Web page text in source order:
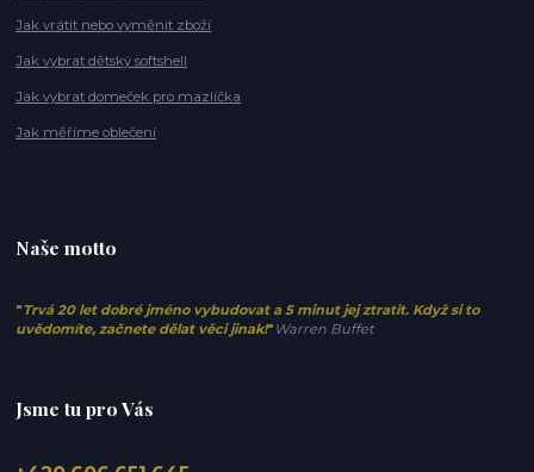
Jak vrátit nebo vyměnit zboží
Jak vybrat dětský softshell
Jak vybrat domeček pro mazlíčka
Jak měříme oblečení
Naše motto
" Trvá 20 let dobré jméno vybudovat a 5 minut jej ztratit. Když si to
uvědomíte, začnete dělat věci jinak!" Warren Buffet
Jsme tu pro Vás